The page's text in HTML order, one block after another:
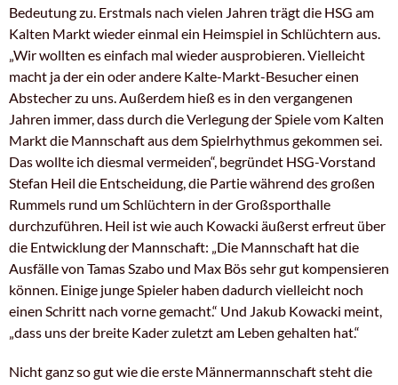
Bedeutung zu. Erstmals nach vielen Jahren trägt die HSG am
Kalten Markt wieder einmal ein Heimspiel in Schlüchtern aus.
„Wir wollten es einfach mal wieder ausprobieren. Vielleicht
macht ja der ein oder andere Kalte-Markt-Besucher einen
Abstecher zu uns. Außerdem hieß es in den vergangenen
Jahren immer, dass durch die Verlegung der Spiele vom Kalten
Markt die Mannschaft aus dem Spielrhythmus gekommen sei.
Das wollte ich diesmal vermeiden“, begründet HSG-Vorstand
Stefan Heil die Entscheidung, die Partie während des großen
Rummels rund um Schlüchtern in der Großsporthalle
durchzuführen. Heil ist wie auch Kowacki äußerst erfreut über
die Entwicklung der Mannschaft: „Die Mannschaft hat die
Ausfälle von Tamas Szabo und Max Bös sehr gut kompensieren
können. Einige junge Spieler haben dadurch vielleicht noch
einen Schritt nach vorne gemacht.“ Und Jakub Kowacki meint,
„dass uns der breite Kader zuletzt am Leben gehalten hat.“
Nicht ganz so gut wie die erste Männermannschaft steht die